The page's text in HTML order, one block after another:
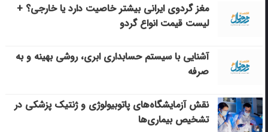
مغز گردوی ایرانی بیشتر خاصیت دارد یا خارجی؟ +
لیست قیمت انواع گردو
آشنایی با سیستم حسابداری ابری، روشی بهینه و به
صرفه
نقش آزمایشگاه‌های پاتوبیولوژی و ژنتیک پزشکی در
تشخیص بیماری‌ها